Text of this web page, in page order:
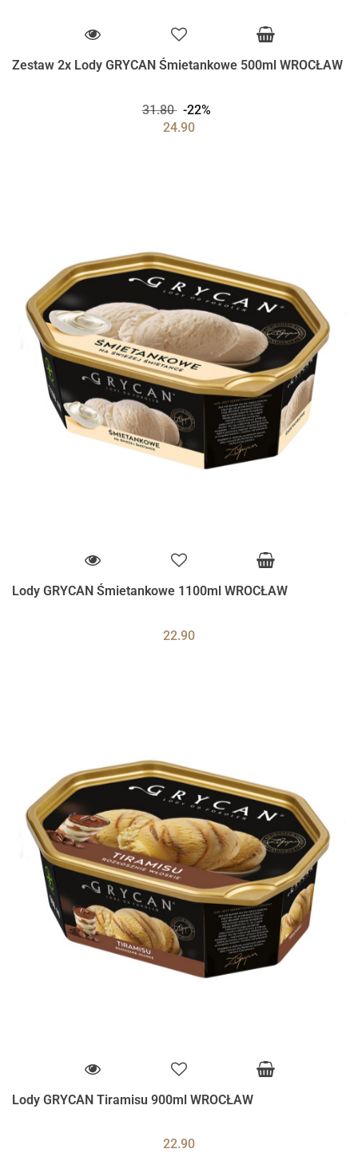
Zestaw 2x Lody GRYCAN Śmietankowe 500ml WROCŁAW
31.80
-22%
24.90
Lody GRYCAN Śmietankowe 1100ml WROCŁAW
22.90
Lody GRYCAN Tiramisu 900ml WROCŁAW
22.90